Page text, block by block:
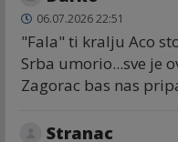
06.07.2026 22:51
"Fala" ti kralju Aco
Srba umorio...sve je
Zagorac bas nas
Stranac